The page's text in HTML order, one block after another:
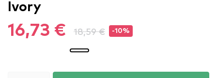
Ivory
16,73 € 18,59 € -10%